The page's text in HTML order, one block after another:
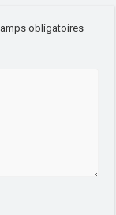
obligatoires